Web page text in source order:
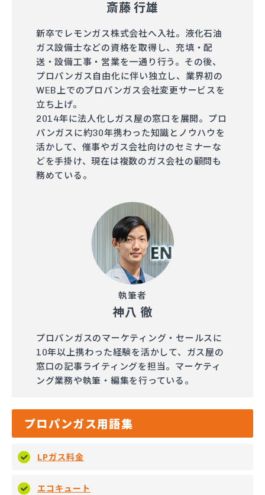
斎藤 行雄
新卒でレモンガス株式会社へ入社。液化石油
ガス設備士などの資格を取得し、充填・配
送・設備工事・営業を一通り行う。その後、
プロパンガス自由化に伴い独立し、業界初の
WEB上でのプロパンガス会社変更サービスを
立ち上げ。
2014年に法人化しガス屋の窓口を展開。プロ
パンガスに約30年携わった知識とノウハウを
活かして、催事やガス会社向けのセミナーな
どを手掛け、現在は複数のガス会社の顧問も
務めている。
執筆者
神八 徹
プロパンガスのマーケティング・セールスに
10年以上携わった経験を活かして、ガス屋の
窓口の記事ライティングを担当。マーケティ
ング業務や執筆・編集を行っている。
プロパンガス用語集
LPガス料金
エコキュート